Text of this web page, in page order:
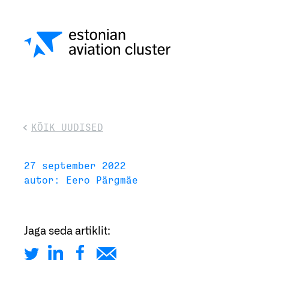
KÕIK UUDISED
27 september 2022
autor: Eero Pärgmäe
Jaga seda artiklit: